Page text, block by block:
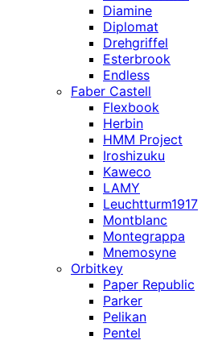
Diamine
Diplomat
Drehgriffel
Esterbrook
Endless
Faber Castell
Flexbook
Herbin
HMM Project
Iroshizuku
Kaweco
LAMY
Leuchtturm1917
Montblanc
Montegrappa
Mnemosyne
Orbitkey
Paper Republic
Parker
Pelikan
Pentel